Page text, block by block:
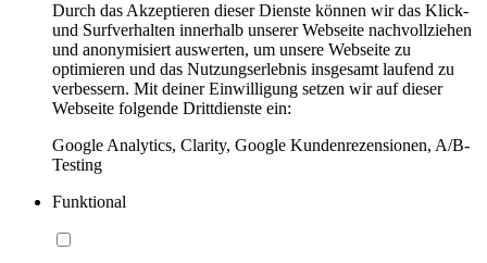
Durch das Akzeptieren dieser Dienste können wir das Klick-
und Surfverhalten innerhalb unserer Webseite nachvollziehen
und anonymisiert auswerten, um unsere Webseite zu
optimieren und das Nutzungserlebnis insgesamt laufend zu
verbessern. Mit deiner Einwilligung setzen wir auf dieser
Webseite folgende Drittdienste ein:
Google Analytics, Clarity, Google Kundenrezensionen, A/B-
Testing
Funktional